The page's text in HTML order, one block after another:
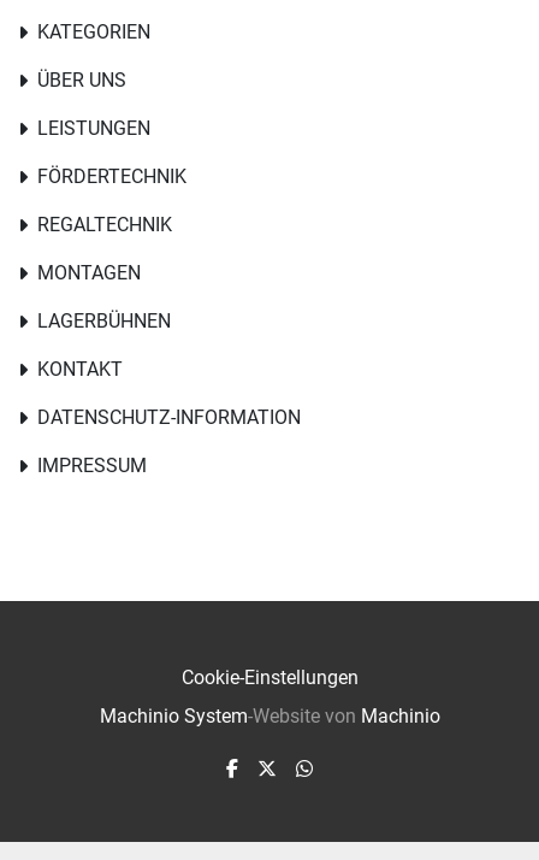
KATEGORIEN
ÜBER UNS
LEISTUNGEN
FÖRDERTECHNIK
REGALTECHNIK
MONTAGEN
LAGERBÜHNEN
KONTAKT
DATENSCHUTZ-INFORMATION
IMPRESSUM
Cookie-Einstellungen
Machinio System-Website von Machinio
facebook
twitterwhatsapp